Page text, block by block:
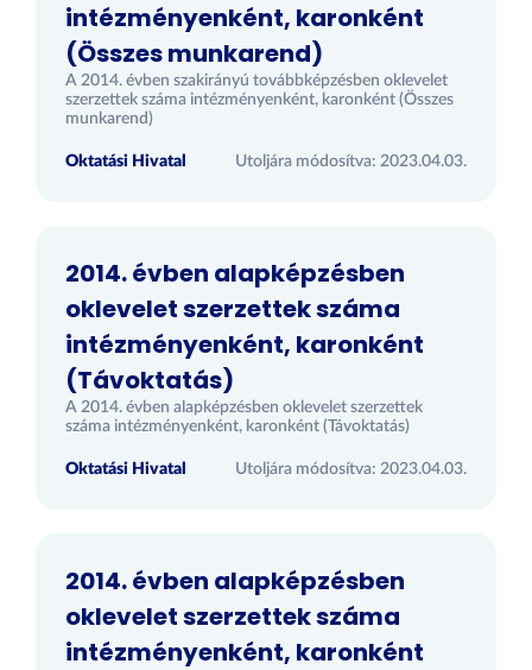
intézményenként, karonként
(Összes munkarend)
A 2014. évben szakirányú továbbképzésben oklevelet
szerzettek száma intézményenként, karonként (Összes
munkarend)
Oktatási Hivatal Utoljára módosítva: 2023.04.03.
2014. évben alapképzésben
oklevelet szerzettek száma
intézményenként, karonként
(Távoktatás)
A 2014. évben alapképzésben oklevelet szerzettek
száma intézményenként, karonként (Távoktatás)
Oktatási Hivatal Utoljára módosítva: 2023.04.03.
2014. évben alapképzésben
oklevelet szerzettek száma
intézményenként, karonként